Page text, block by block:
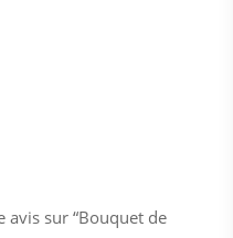
avis sur “Bouquet de